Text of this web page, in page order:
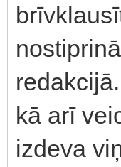
kā arī
izdeva